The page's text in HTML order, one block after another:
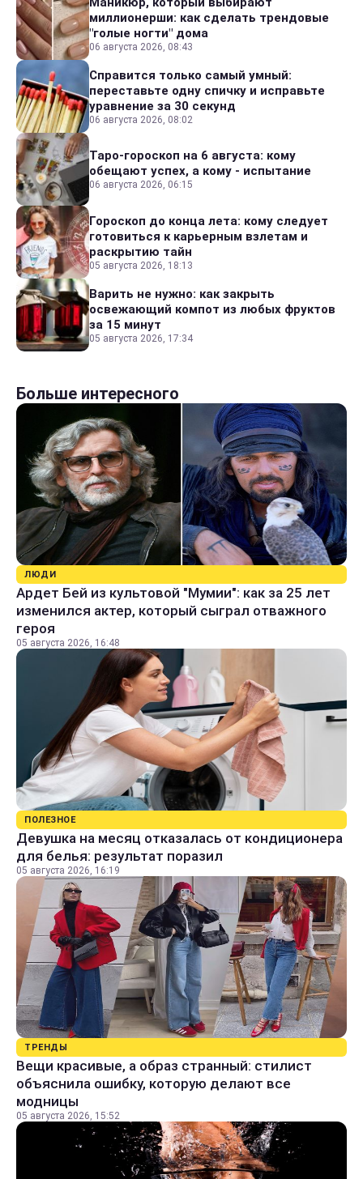
миллионерши: как сделать трендовые
"голые ногти" дома
06 августа 2026, 08:43
Справится только самый умный:
переставьте одну спичку и исправьте
уравнение за 30 секунд
06 августа 2026, 08:02
Таро-гороскоп на 6 августа: кому
обещают успех, а кому - испытание
06 августа 2026, 06:15
Гороскоп до конца лета: кому следует
готовиться к карьерным взлетам и
раскрытию тайн
05 августа 2026, 18:13
Варить не нужно: как закрыть
освежающий компот из любых фруктов
за 15 минут
05 августа 2026, 17:34
Больше интересного
ЛЮДИ
Ардет Бей из культовой "Мумии": как за 25 лет
изменился актер, который сыграл отважного
героя
05 августа 2026, 16:48
ПОЛЕЗНОЕ
Девушка на месяц отказалась от кондиционера
для белья: результат поразил
05 августа 2026, 16:19
ТРЕНДЫ
Вещи красивые, а образ странный: стилист
объяснила ошибку, которую делают все
модницы
05 августа 2026, 15:52